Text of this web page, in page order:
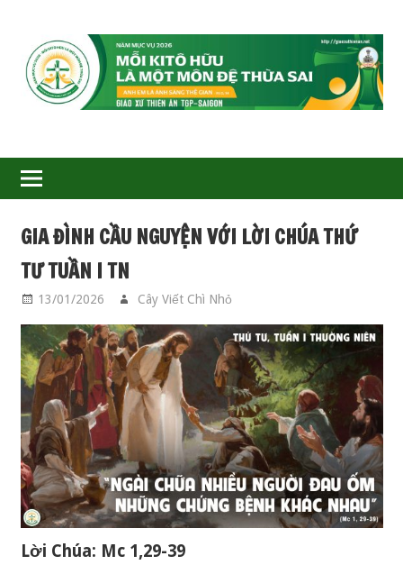
GIÁO
XỨ
THIÊN
ÂN-
TGP
SAIGON
GIA ĐÌNH CẦU NGUYỆN VỚI LỜI CHÚA THỨ
TƯ TUẦN I TN
13/01/2026 Cây Viết Chì Nhỏ
Lời Chúa: Mc 1,29-39